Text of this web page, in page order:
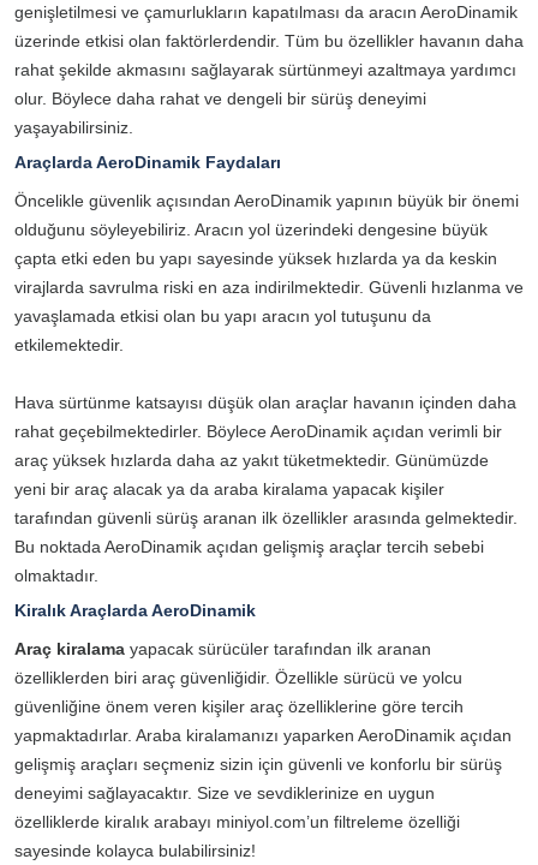
genişletilmesi ve çamurlukların kapatılması da aracın AeroDinamik
üzerinde etkisi olan faktörlerdendir. Tüm bu özellikler havanın daha
rahat şekilde akmasını sağlayarak sürtünmeyi azaltmaya yardımcı
olur. Böylece daha rahat ve dengeli bir sürüş deneyimi
yaşayabilirsiniz.
Araçlarda AeroDinamik Faydaları
Öncelikle güvenlik açısından AeroDinamik yapının büyük bir önemi
olduğunu söyleyebiliriz. Aracın yol üzerindeki dengesine büyük
çapta etki eden bu yapı sayesinde yüksek hızlarda ya da keskin
virajlarda savrulma riski en aza indirilmektedir. Güvenli hızlanma ve
yavaşlamada etkisi olan bu yapı aracın yol tutuşunu da
etkilemektedir.
Hava sürtünme katsayısı düşük olan araçlar havanın içinden daha
rahat geçebilmektedirler. Böylece AeroDinamik açıdan verimli bir
araç yüksek hızlarda daha az yakıt tüketmektedir. Günümüzde
yeni bir araç alacak ya da araba kiralama yapacak kişiler
tarafından güvenli sürüş aranan ilk özellikler arasında gelmektedir.
Bu noktada AeroDinamik açıdan gelişmiş araçlar tercih sebebi
olmaktadır.
Kiralık Araçlarda AeroDinamik
Araç kiralama yapacak sürücüler tarafından ilk aranan
özelliklerden biri araç güvenliğidir. Özellikle sürücü ve yolcu
güvenliğine önem veren kişiler araç özelliklerine göre tercih
yapmaktadırlar. Araba kiralamanızı yaparken AeroDinamik açıdan
gelişmiş araçları seçmeniz sizin için güvenli ve konforlu bir sürüş
deneyimi sağlayacaktır. Size ve sevdiklerinize en uygun
özelliklerde kiralık arabayı miniyol.com’un filtreleme özelliği
sayesinde kolayca bulabilirsiniz!